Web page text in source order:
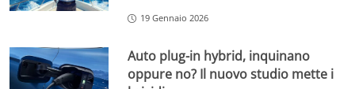
19 Gennaio 2026
Auto plug-in hybrid, inquinano
oppure no? Il nuovo studio mette i